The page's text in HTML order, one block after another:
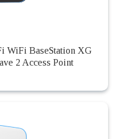
BaseStation XG
2 Access Point